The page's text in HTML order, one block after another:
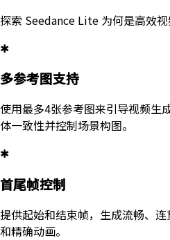
探索 Seedance Lite 为何是高效
✱
多参考图支持
使用最多4张参考图来引导视频生
体一致性并控制场景构图。
✱
首尾帧控制
提供起始和结束帧，生成流畅、
和精确动画。